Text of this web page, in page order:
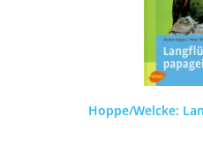
Hoppe/Welcke: